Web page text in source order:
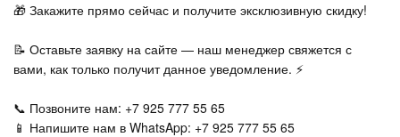
🎁 Закажите прямо сейчас и получите эксклюзивную скидку!
📝 Оставьте заявку на сайте — наш менеджер свяжется с
вами, как только получит данное уведомление. ⚡
📞 Позвоните нам: +7 925 777 55 65
📱 Напишите нам в WhatsApp: +7 925 777 55 65